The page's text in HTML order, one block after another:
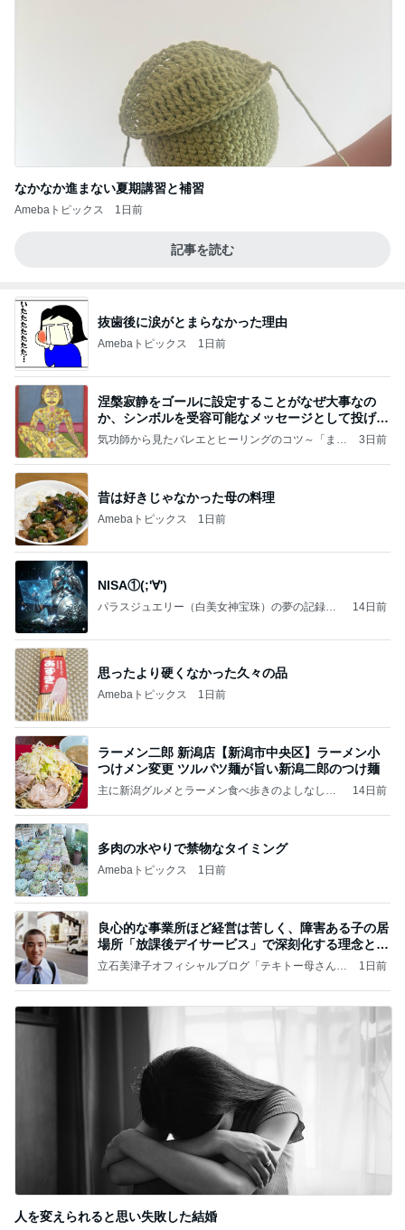
なかなか進まない夏期講習と補習
Amebaトピックス 1日前
記事を読む
抜歯後に涙がとまらなかった理由
Amebaトピックス 1日前
涅槃寂静をゴールに設定することがなぜ大事なの
か、シンボルを受容可能なメッセージとして投げる
ことが
気功師から見たバレエとヒーリングのコツ～「まと
3日前
昔は好きじゃなかった母の料理
Amebaトピックス 1日前
NISA①(;'∀')
パラスジュエリー（白美女神宝珠）の夢の記録
14日前
思ったより硬くなかった久々の品
Amebaトピックス 1日前
ラーメン二郎 新潟店【新潟市中央区】ラーメン小
つけメン変更 ツルパツ麺が旨い新潟二郎のつけ麺
主に新潟グルメとラーメン食べ歩きのよしなしご
14日前
多肉の水やりで禁物なタイミング
Amebaトピックス 1日前
良心的な事業所ほど経営は苦しく、障害ある子の居
場所「放課後デイサービス」で深刻化する理念と現
実の
立石美津子オフィシャルブログ「テキトー母さんの
1日前
人を変えられると思い失敗した結婚